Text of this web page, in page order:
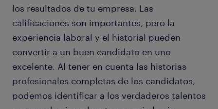
los resultados de tu empresa. Las
calificaciones son importantes, pero la
experiencia laboral y el historial pueden
convertir a un buen candidato en uno
excelente. Al tener en cuenta las historias
profesionales completas de los candidatos,
podemos identificar a los verdaderos talentos